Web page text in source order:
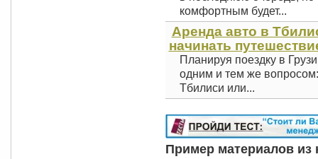
комфортным будет...
Аренда авто в
начинать
Планируя поездку в
одним и тем же
Тбилиси или...
Пример материалов из